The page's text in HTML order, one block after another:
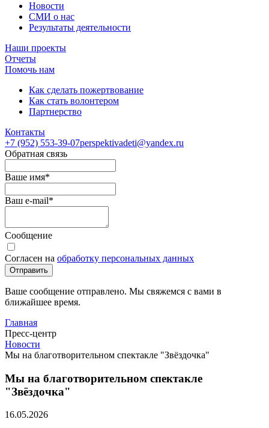
Новости
СМИ о нас
Результаты деятельности
Наши проекты
Отчеты
Помочь нам
Как сделать пожертвование
Как стать волонтером
Партнерство
Контакты
+7 (952) 553-39-07perspektivadeti@yandex.ru
Обратная связь
Ваше имя*
Ваш e-mail*
Сообщение
Согласен на обработку персональных данных
Отправить
Ваше сообщение отправлено. Мы свяжемся с вами в
ближайшее время.
Главная
Пресс-центр
Новости
Мы на благотворительном спектакле "Звёздочка"
Мы на благотворительном спектакле
"Звёздочка"
16.05.2026